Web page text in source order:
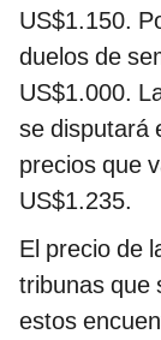
US$1.150.
duelos de
US$1.000.
se disputará
precios que
US$1.235.
El precio de
tribunas que
estos